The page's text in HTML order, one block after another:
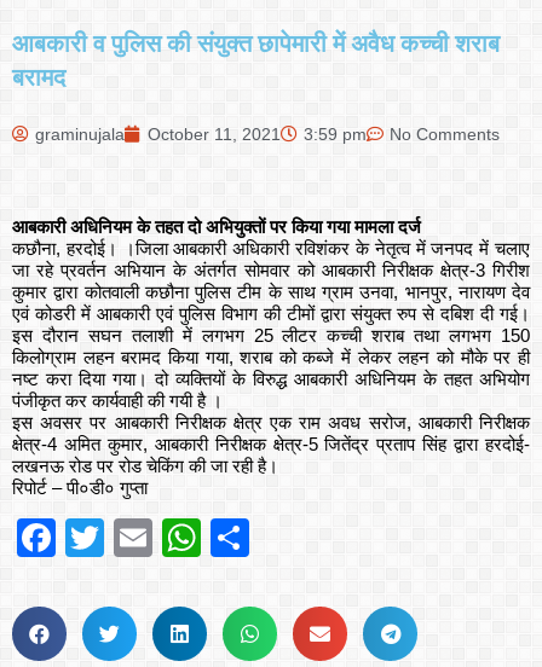
आबकारी व पुलिस की संयुक्त छापेमारी में अवैध कच्ची शराब
बरामद
graminujala October 11, 2021 3:59 pm No Comments
आबकारी अधिनियम के तहत दो अभियुक्तों पर किया गया मामला दर्ज
कछौना, हरदोई। ।जिला आबकारी अधिकारी रविशंकर के नेतृत्व में जनपद में चलाए
जा रहे प्रवर्तन अभियान के अंतर्गत सोमवार को आबकारी निरीक्षक क्षेत्र-3 गिरीश
कुमार द्वारा कोतवाली कछौना पुलिस टीम के साथ ग्राम उनवा, भानपुर, नारायण देव
एवं कोडरी में आबकारी एवं पुलिस विभाग की टीमों द्वारा संयुक्त रुप से दबिश दी गई।
इस दौरान सघन तलाशी में लगभग 25 लीटर कच्ची शराब तथा लगभग 150
किलोग्राम लहन बरामद किया गया, शराब को कब्जे में लेकर लहन को मौके पर ही
नष्ट करा दिया गया। दो व्यक्तियों के विरुद्ध आबकारी अधिनियम के तहत अभियोग
पंजीकृत कर कार्यवाही की गयी है ।
इस अवसर पर आबकारी निरीक्षक क्षेत्र एक राम अवध सरोज, आबकारी निरीक्षक
क्षेत्र-4 अमित कुमार, आबकारी निरीक्षक क्षेत्र-5 जितेंद्र प्रताप सिंह द्वारा हरदोई-
लखनऊ रोड पर रोड चेकिंग की जा रही है।
रिपोर्ट – पी०डी० गुप्ता
Facebook
Twitter
EmailWhatsApp